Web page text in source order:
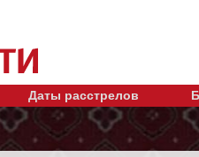
Даты расстрелов